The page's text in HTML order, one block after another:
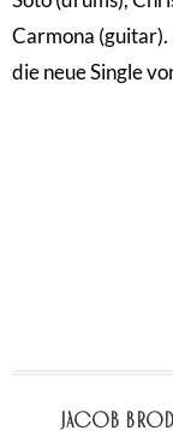
Carmona (guitar).
die neue Single
Jacob